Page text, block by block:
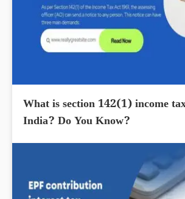
What is section 142(1) income
India? Do You Know?